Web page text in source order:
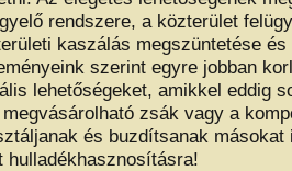
rendszere, a közterület
kaszálás megszüntetése
szerint egyre jobban
lehetőségeket, amikkel eddig
zsák vagy a
és buzdítsanak másokat
hulladékhasznosításra!